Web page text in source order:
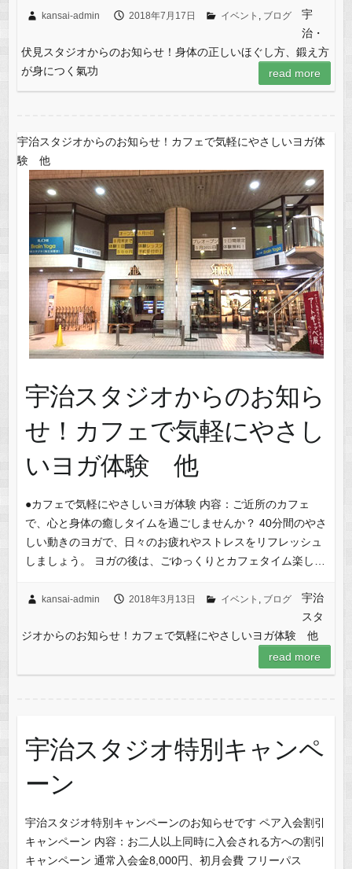
kansai-admin 2018年7月17日 イベント , ブログ
宇
治・
伏見スタジオからのお知らせ！身体の正しいほぐし方、鍛え方
が身につく氣功
read more
宇治スタジオからのお知らせ！カフェで気軽にやさしいヨガ体
験 他
宇治スタジオからのお知ら
せ！カフェで気軽にやさし
いヨガ体験 他
●カフェで気軽にやさしいヨガ体験 内容：ご近所のカフェ
で、心と身体の癒しタイムを過ごしませんか？ 40分間のやさ
しい動きのヨガで、日々のお疲れやストレスをリフレッシュ
しましょう。 ヨガの後は、ごゆっくりとカフェタイム楽し…
kansai-admin 2018年3月13日 イベント , ブログ
宇治
スタ
ジオからのお知らせ！カフェで気軽にやさしいヨガ体験 他
read more
宇治スタジオ特別キャンペ
ーン
宇治スタジオ特別キャンペーンのお知らせです ペア入会割引
キャンペーン 内容：お二人以上同時に入会される方への割引
キャンペーン 通常入会金8,000円、初月会費 フリーパス